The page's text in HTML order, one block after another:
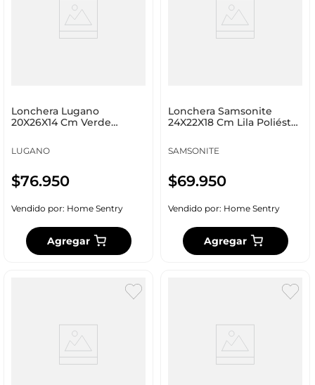
Lonchera Lugano
20X26X14 Cm Verde
LUGANO
$76.950
Vendido por: Home Sentry
Agregar
Lonchera Samsonite
24X22X18 Cm Lila Poliéster
SAMSONITE
$69.950
Vendido por: Home Sentry
Agregar